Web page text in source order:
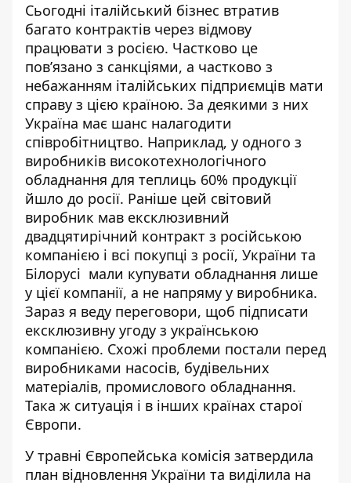
Сьогодні італійський бізнес втратив
багато контрактів через відмову
працювати з росією. Частково це
пов’язано з санкціями, а частково з
небажанням італійських підприємців мати
справу з цією країною. За деякими з них
Україна має шанс налагодити
співробітництво. Наприклад, у одного з
виробників високотехнологічного
обладнання для теплиць 60% продукції
йшло до росії. Раніше цей світовий
виробник мав ексклюзивний
двадцятирічний контракт з російською
компанією і всі покупці з росії, України та
Білорусі мали купувати обладнання лише
у цієї компанії, а не напряму у виробника.
Зараз я веду переговори, щоб підписати
ексклюзивну угоду з українською
компанією. Схожі проблеми постали перед
виробниками насосів, будівельних
матеріалів, промислового обладнання.
Така ж ситуація і в інших країнах старої
Європи.
У травні Європейська комісія затвердила
план відновлення України та виділила на